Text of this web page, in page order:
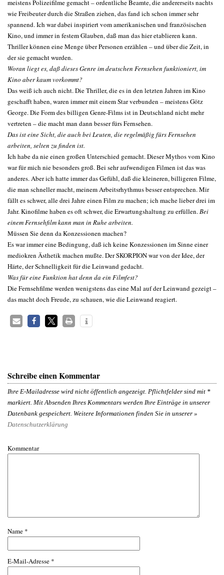
meistens Polizeifilme gemacht – ordentliche Beamte, die andererseits nachts
wie Freibeuter durch die Straßen ziehen, das fand ich schon immer sehr
spannend. Ich war dabei inspiriert vom amerikanischen und französischen
Kino, und immer in festem Glauben, daß man das hier etablieren kann.
Thriller können eine Menge über Personen erzählen – und über die Zeit, in
der sie gemacht wurden.
Woran liegt es, daß dieses Genre im deutschen Fernsehen funktioniert, im
Kino aber kaum vorkommt?
Das weiß ich auch nicht. Die Thriller, die es in den letzten Jahren im Kino
geschafft haben, waren immer mit einem Star verbunden – meistens Götz
George. Die Form des billigen Genre-Films ist in Deutschland nicht mehr
vertreten – die macht man dann besser fürs Fernsehen.
Das ist eine Sicht, die auch bei Leuten, die regelmäßig fürs Fernsehen
arbeiten, selten zu finden ist.
Ich habe da nie einen großen Unterschied gemacht. Dieser Mythos vom Kino
war für mich nie besonders groß. Bei sehr aufwendigen Filmen ist das was
anderes. Aber ich hatte immer das Gefühl, daß die kleineren, billigeren Filme,
die man schneller macht, meinem Arbeitsrhythmus besser entsprechen. Mir
fällt es schwer, alle drei Jahre einen Film zu machen; ich mache lieber drei im
Jahr. Kinofilme haben es oft schwer, die Erwartungshaltung zu erfüllen.Bei
einem Fernsehfilm kann man in Ruhe arbeiten.
Müssen Sie denn da Konzessionen machen?
Es war immer eine Bedingung, daß ich keine Konzessionen im Sinne einer
mediokren Ästhetik machen mußte. Der SKORPION war von der Idee, der
Härte, der Schnelligkeit für die Leinwand gedacht.
Was für eine Funktion hat denn da ein Filmfest?
Die Fernsehfilme werden wenigstens das eine Mal auf der Leinwand gezeigt –
das macht doch Freude, zu schauen, wie die Leinwand reagiert.
Schreibe einen Kommentar
Ihre E-Mailadresse wird nicht öffentlich angezeigt. Pflichtfelder sind mit *
markiert. Mit Absenden Ihres Kommentars werden Ihre Einträge in unserer
Datenbank gespeichert. Weitere Informationen finden Sie in unserer »
Datenschutzerklärung
Kommentar
Name *
E-Mail-Adresse *